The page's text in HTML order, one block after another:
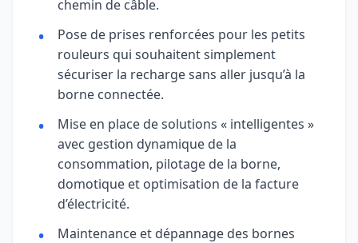
chemin de câble.
Pose de prises renforcées pour les petits
rouleurs qui souhaitent simplement
sécuriser la recharge sans aller jusqu’à la
borne connectée.
Mise en place de solutions « intelligentes »
avec gestion dynamique de la
consommation, pilotage de la borne,
domotique et optimisation de la facture
d’électricité.
Maintenance et dépannage des bornes